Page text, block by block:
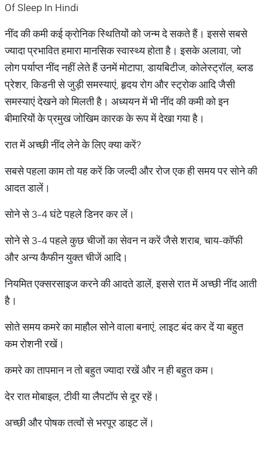
Of Sleep In Hindi
नींद की कमी कई क्रोनिक स्थितियों को जन्म दे सकते हैं। इससे सबसे
ज्यादा प्रभावित हमारा मानसिक स्वास्थ्य होता है। इसके अलावा, जो
लोग पर्याप्त नींद नहीं लेते हैं उनमें मोटापा, डायबिटीज, कोलेस्ट्रॉल, ब्लड
प्रेशर, किडनी से जुड़ी समस्याएं, हृदय रोग और स्ट्रोक आदि जैसी
समस्याएं देखने को मिलती है। अध्ययन में भी नींद की कमी को इन
बीमारियों के प्रमुख जोखिम कारक के रूप में देखा गया है।
रात में अच्छी नींद लेने के लिए क्या करें?
सबसे पहला काम तो यह करें कि जल्दी और रोज एक ही समय पर सोने की
आदत डालें।
सोने से 3-4 घंटे पहले डिनर कर लें।
सोने से 3-4 पहले कुछ चीजों का सेवन न करें जैसे शराब, चाय-कॉफी
और अन्य कैफीन युक्त चीजें आदि।
नियमित एक्सरसाइज करने की आदते डालें, इससे रात में अच्छी नींद आती
है।
सोते समय कमरे का माहौल सोने वाला बनाएं, लाइट बंद कर दें या बहुत
कम रोशनी रखें।
कमरे का तापमान न तो बहुत ज्यादा रखें और न ही बहुत कम।
देर रात मोबाइल, टीवी या लैपटॉप से दूर रहें।
अच्छी और पोषक तत्वों से भरपूर डाइट लें।